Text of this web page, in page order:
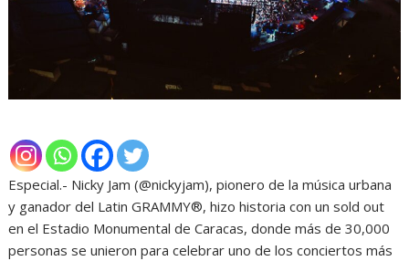
Especial.- Nicky Jam (@nickyjam), pionero de la música urbana
y ganador del Latin GRAMMY®, hizo historia con un sold out
en el Estadio Monumental de Caracas, donde más de 30,000
personas se unieron para celebrar uno de los conciertos más